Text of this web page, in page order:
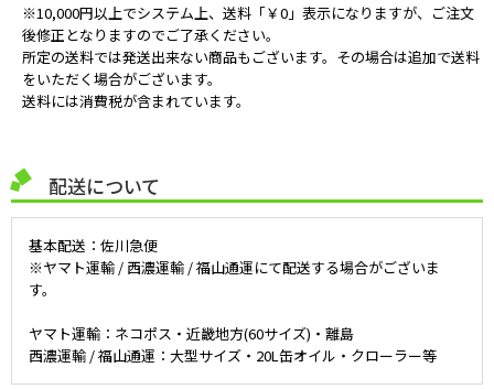
※10,000円以上でシステム上、送料「￥0」表示になりますが、ご注文
後修正となりますのでご了承ください。
所定の送料では発送出来ない商品もございます。その場合は追加で送料
をいただく場合がございます。
送料には消費税が含まれています。
配送について
基本配送：佐川急便
※ヤマト運輸 / 西濃運輸 / 福山通運にて配送する場合がございま
す。
ヤマト運輸：ネコポス・近畿地方(60サイズ)・離島
西濃運輸 / 福山通運：大型サイズ・20L缶オイル・クローラー等